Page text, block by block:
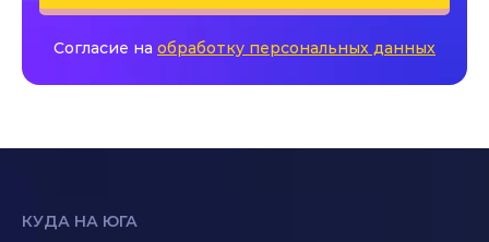
Согласие на обработку персональных данных
КУДА НА ЮГА